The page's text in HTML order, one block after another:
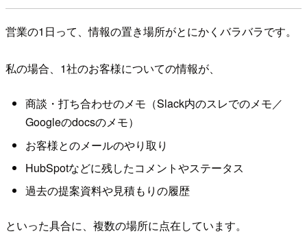
営業の1日って、情報の置き場所がとにかくバラバラです。
私の場合、1社のお客様についての情報が、
商談・打ち合わせのメモ（Slack内のスレでのメモ／
Googleのdocsのメモ）
お客様とのメールのやり取り
HubSpotなどに残したコメントやステータス
過去の提案資料や見積もりの履歴
といった具合に、複数の場所に点在しています。